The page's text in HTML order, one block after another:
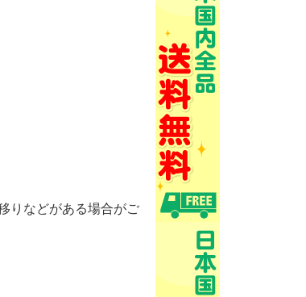
りなどがある場合がご